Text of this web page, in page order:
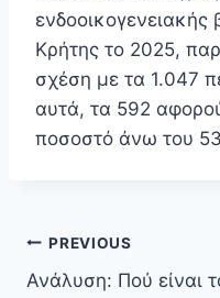
ενδοοικογενειακής
Κρήτης το 2025,
σχέση με τα 1.047
αυτά, τα 592
ποσοστό άνω του
Πλοήγηση
άρθρων
PREVIOUS
Ανάλυση: Πού είναι